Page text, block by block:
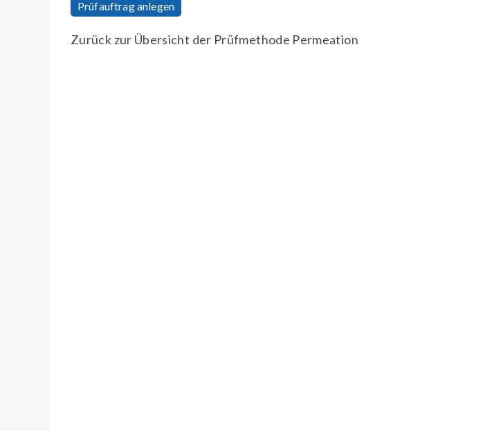
Prüfauftrag anlegen
Zurück zur Übersicht der Prüfmethode Permeation